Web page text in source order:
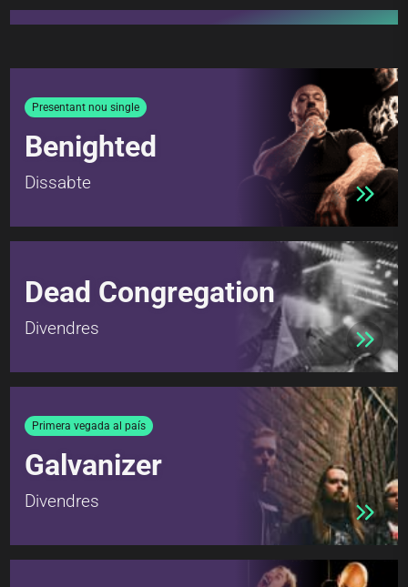
Presentant nou single
Benighted
Dissabte
Dead Congregation
Divendres
Primera vegada al país
Galvanizer
Divendres